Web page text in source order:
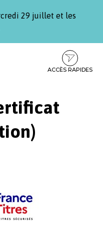
29 juillet et les
ACCÈS RAPIDES